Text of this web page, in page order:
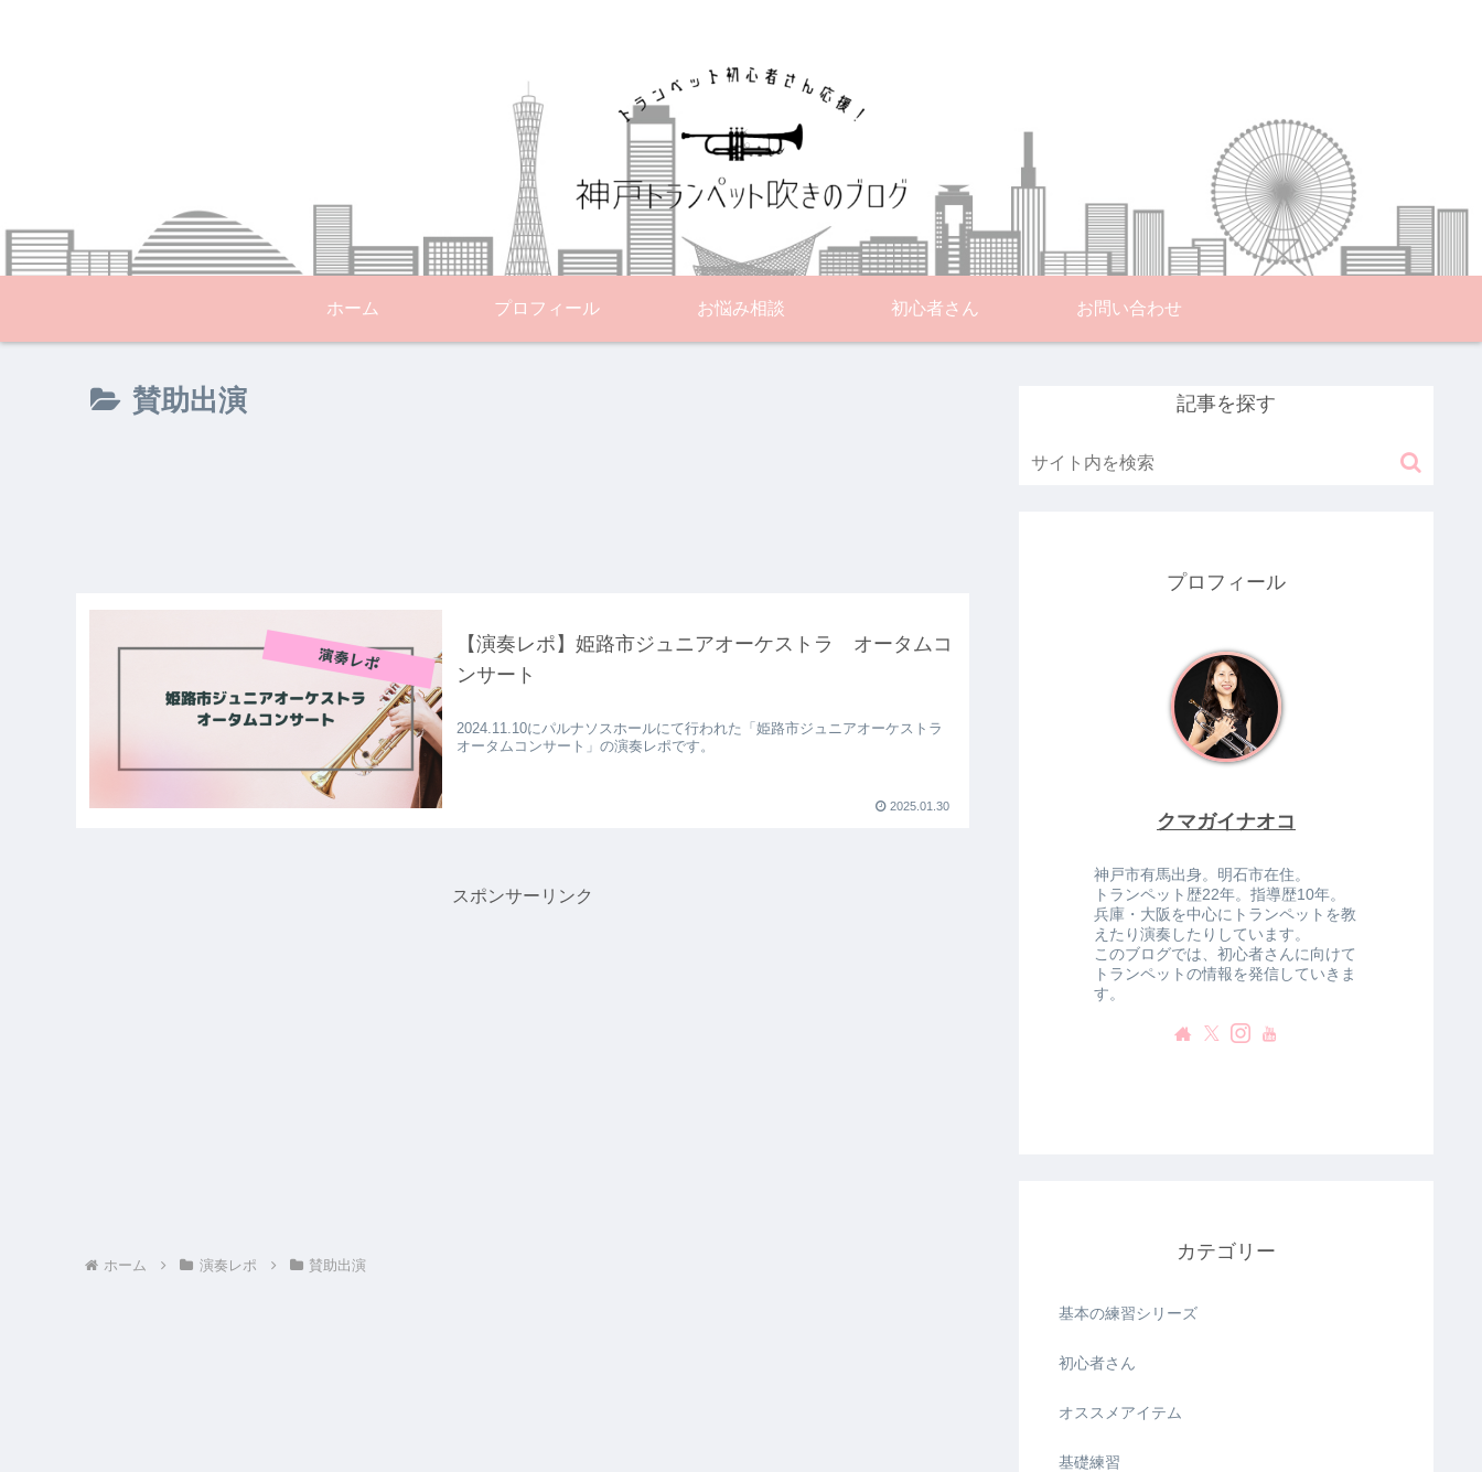
ホーム プロフィール お悩み相談 初心者さん お問い合わせ
賛助出演
【演奏レポ】姫路市ジュニアオーケストラ オータムコ
ンサート
2024.11.10にパルナソスホールにて行われた「姫路市ジュニアオーケストラ
オータムコンサート」の演奏レポです。
2025.01.30
スポンサーリンク
ホーム 演奏レポ 賛助出演
記事を探す
プロフィール
クマガイナオコ
神戸市有馬出身。明石市在住。
トランペット歴22年。指導歴10年。
兵庫・大阪を中心にトランペットを教
えたり演奏したりしています。
このブログでは、初心者さんに向けて
トランペットの情報を発信していきま
す。
カテゴリー
基本の練習シリーズ
初心者さん
オススメアイテム
基礎練習